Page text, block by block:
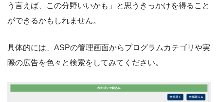
う言えば、この分野いいかも」と思うきっかけを得ること
ができるかもしれません。
具体的には、ASPの管理画面からプログラムカテゴリや実
際の広告を色々と検索をしてみてください。